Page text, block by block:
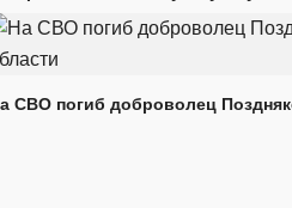
СВО погиб доброволец